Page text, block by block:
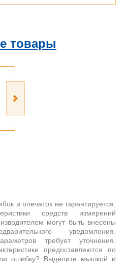
товары
и опечаток не гарантируется.
средств измерений
могут быть внесены
уведомления.
требует уточнения.
предоставляются по
ошибку? Выделите мышкой и